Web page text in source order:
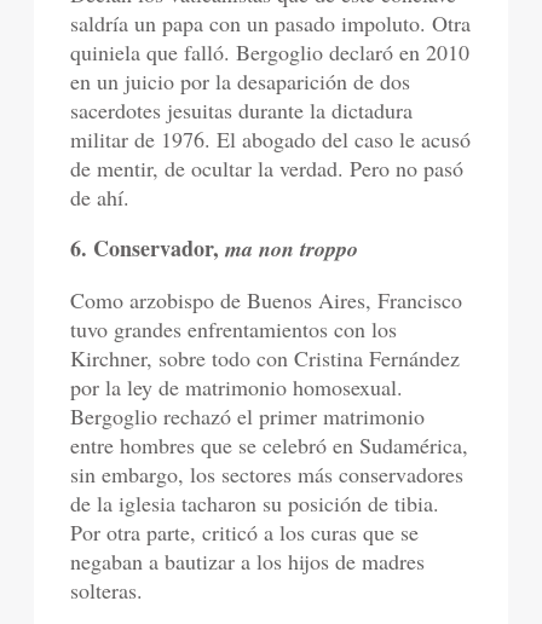
saldría un papa con un pasado impoluto. Otra
quiniela que falló. Bergoglio declaró en 2010
en un juicio por la desaparición de dos
sacerdotes jesuitas durante la dictadura
militar de 1976. El abogado del caso le acusó
de mentir, de ocultar la verdad. Pero no pasó
de ahí.
6. Conservador,ma non troppo
Como arzobispo de Buenos Aires, Francisco
tuvo grandes enfrentamientos con los
Kirchner, sobre todo con Cristina Fernández
por la ley de matrimonio homosexual.
Bergoglio rechazó el primer matrimonio
entre hombres que se celebró en Sudamérica,
sin embargo, los sectores más conservadores
de la iglesia tacharon su posición de tibia.
Por otra parte, criticó a los curas que se
negaban a bautizar a los hijos de madres
solteras.